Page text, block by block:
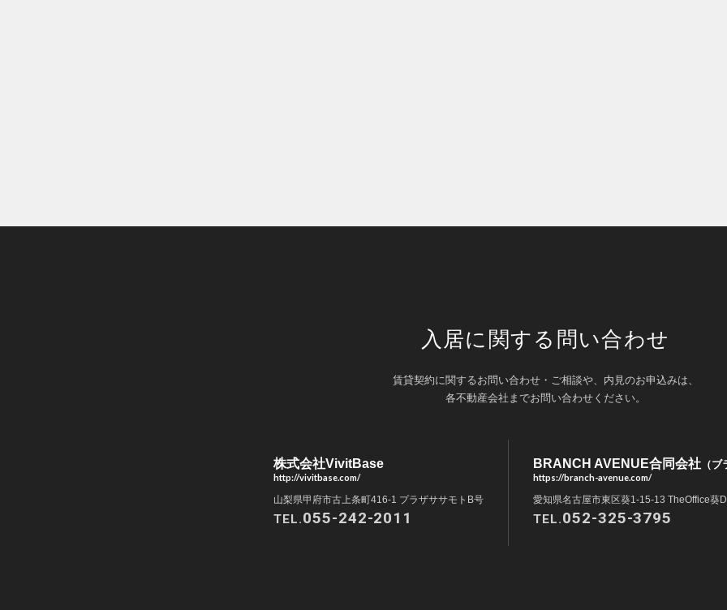
入居に関する問い合わせ
賃貸契約に関するお問い合わせ・ご相談や、内見のお申込みは、
各不動産会社までお問い合わせください。
株式会社VivitBase
http://vivitbase.com/
山梨県甲府市古上条町416-1 プラザササモトB号
TEL.055-242-2011
BRANCH AVENUE合同会社 （
https://branch-avenue.com/
愛知県名古屋市東区葵1-15-13 TheOffice葵
TEL.052-325-3795